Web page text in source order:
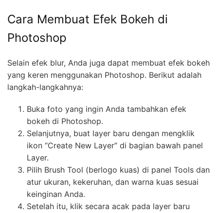
Cara Membuat Efek Bokeh di
Photoshop
Selain efek blur, Anda juga dapat membuat efek bokeh
yang keren menggunakan Photoshop. Berikut adalah
langkah-langkahnya:
Buka foto yang ingin Anda tambahkan efek
bokeh di Photoshop.
Selanjutnya, buat layer baru dengan mengklik
ikon “Create New Layer” di bagian bawah panel
Layer.
Pilih Brush Tool (berlogo kuas) di panel Tools dan
atur ukuran, kekeruhan, dan warna kuas sesuai
keinginan Anda.
Setelah itu, klik secara acak pada layer baru